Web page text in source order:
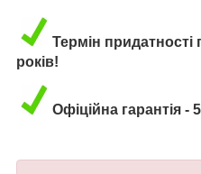
Термін
років!
Офіційна гарантія -